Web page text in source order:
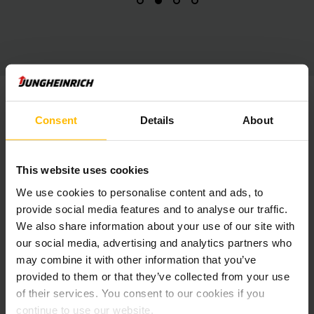
Consent Details About
This website uses cookies
We use cookies to personalise content and ads, to
provide social media features and to analyse our traffic.
We also share information about your use of our site with
our social media, advertising and analytics partners who
may combine it with other information that you’ve
provided to them or that they’ve collected from your use
of their services. You consent to our cookies if you
continue to use our website.
JENS KRETSCHMER
REGIONAL MANAGER GLX GLOBAL LOGISTIC